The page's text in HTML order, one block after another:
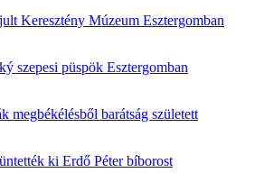
Keresztény Múzeum Esztergomban
szepesi püspök Esztergomban
megbékélésből barátság született
ki Erdő Péter bíborost